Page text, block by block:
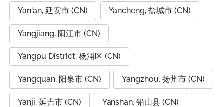
Yan'an, 延安市 (CN) Yancheng, 盐城市 (CN)
Yangjiang, 阳江市 (CN)
Yangpu District, 杨浦区 (CN)
Yangquan, 阳泉市 (CN) Yangzhou, 扬州市 (CN)
Yanji, 延吉市 (CN) Yanshan, 铅山县 (CN)